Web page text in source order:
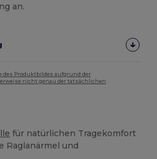
an.
des Produktbildes aufgrund der
nicht genau der tatsächlichen
für natürlichen Tragekomfort
Raglanärmel und